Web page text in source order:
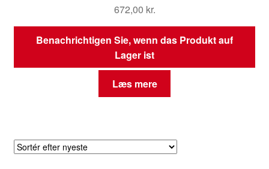
672,00 kr.
Benachrichtigen Sie, wenn das Produkt auf
Lager ist
Læs mere